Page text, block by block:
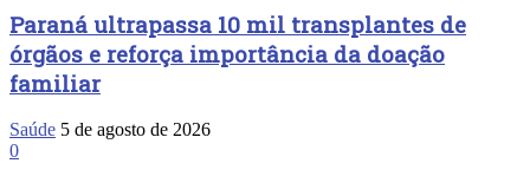
Paraná ultrapassa 10 mil transplantes de
órgãos e reforça importância da doação
familiar
Saúde 5 de agosto de 2026
0